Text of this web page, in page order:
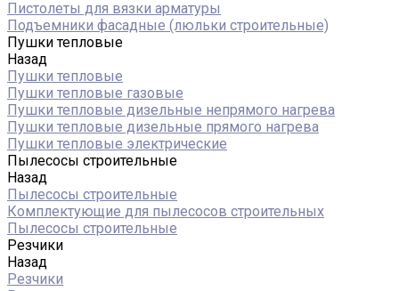
Пистолеты для вязки арматуры
Подъемники фасадные (люльки строительные)
Пушки тепловые
Назад
Пушки тепловые
Пушки тепловые газовые
Пушки тепловые дизельные непрямого нагрева
Пушки тепловые дизельные прямого нагрева
Пушки тепловые электрические
Пылесосы строительные
Назад
Пылесосы строительные
Комплектующие для пылесосов строительных
Пылесосы строительные
Резчики
Назад
Резчики